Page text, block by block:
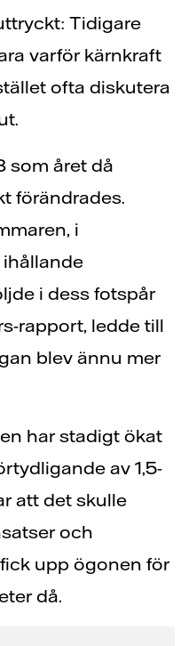
Tidigare
varför kärnkraft
ofta diskutera
som året då
förändrades.
i
i dess fotspår
rapport, ledde till
blev ännu mer
har stadigt ökat
av 1,5-
att det skulle
och
upp ögonen för
då.